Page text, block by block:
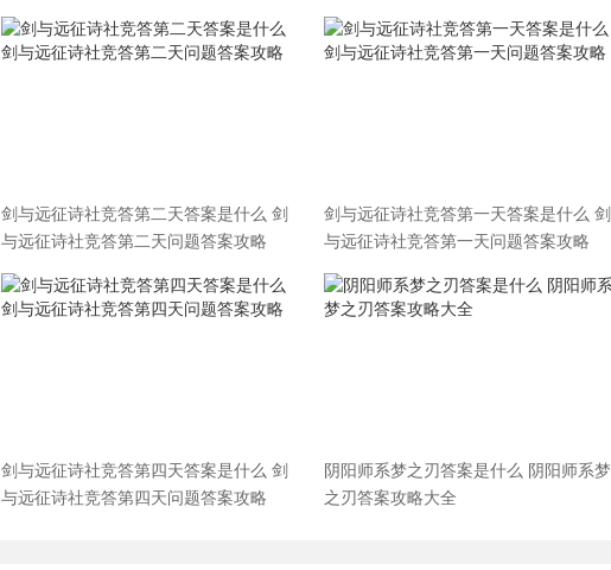
剑与远征诗社竞答第二天答案是什么 剑
与远征诗社竞答第二天问题答案攻略
剑与远征诗社竞答第一天答案是什么 剑
与远征诗社竞答第一天问题答案攻略
剑与远征诗社竞答第四天答案是什么 剑
与远征诗社竞答第四天问题答案攻略
阴阳师系梦之刃答案是什么 阴阳师系梦
之刃答案攻略大全